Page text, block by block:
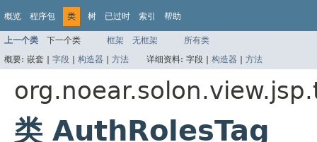
概览 程序包 类 树 已过时 索引 帮助
上一个类 下一个类 框架 无框架
所有类
概要: 嵌套 | 字段 | 构造器 | 方法 详细资料: 字段 | 构造器 | 方法
类 AuthRolesTag